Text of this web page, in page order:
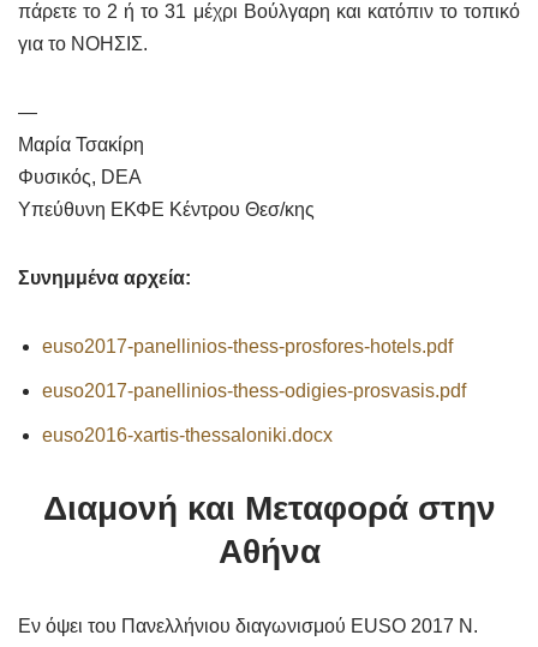
πάρετε το 2 ή το 31 μέχρι Βούλγαρη και κατόπιν το τοπικό
για το ΝΟΗΣΙΣ.
—
Μαρία Τσακίρη
Φυσικός, DEA
Υπεύθυνη ΕΚΦΕ Κέντρου Θεσ/κης
Συνημμένα αρχεία:
euso2017-panellinios-thess-prosfores-hotels.pdf
euso2017-panellinios-thess-odigies-prosvasis.pdf
euso2016-xartis-thessaloniki.docx
Διαμονή και Μεταφορά στην
Αθήνα
Εν όψει του Πανελλήνιου διαγωνισμού EUSO 2017 Ν.